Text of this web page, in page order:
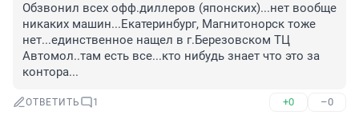
Обзвонил всех офф.диллеров (японских)...нет вообще
никаких машин...Екатеринбург, Магнитонорск тоже
нет...единственное нащел в г.Березовском ТЦ
Автомол..там есть все...кто нибудь знает что это за
контора...
ОТВЕТИТЬ 1 +0 –0